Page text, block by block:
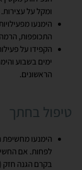
ומקל על עצירות.
הימנעו
התכופפות,
הקפידו על
ימים בשבוע
הראשונים.
טיפול בחתך
הימנעו
לפחות. אם